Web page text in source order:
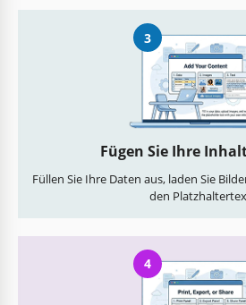
3
Fügen Sie Ihre
Füllen Sie Ihre Daten aus, laden Sie
den
4